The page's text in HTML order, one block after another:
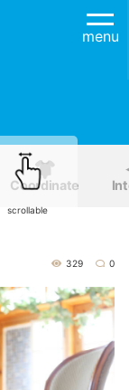
menu
Coordinate
scrollable
329 0